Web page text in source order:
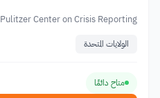
Pulitzer Center on Crisis Reporting
الولايات المتحدة
متاح دائمًا